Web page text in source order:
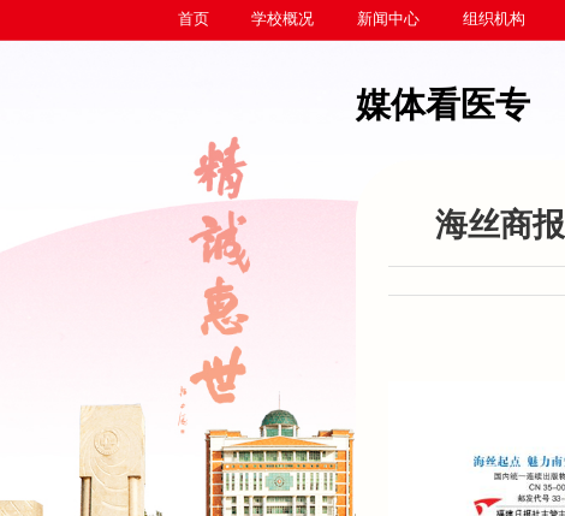
首页 学校概况 新闻中心 组织机构
媒体看医专
海丝商